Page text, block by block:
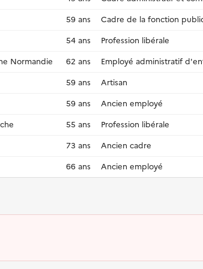
59 ans
Cadre de la fonction
54 ans
Profession libérale
Normandie 62 ans
Employé administratif
59 ans
Artisan
59 ans
Ancien employé
55 ans
Profession libérale
73 ans
Ancien cadre
66 ans Ancien employé